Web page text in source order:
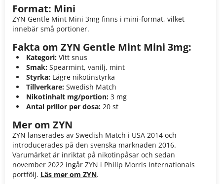
Format: Mini
ZYN Gentle Mint Mini 3mg finns i mini-format, vilket
innebär små portioner.
Fakta om ZYN Gentle Mint Mini 3mg:
Kategori: Vitt snus
Smak: Spearmint, vanilj, mint
Styrka: Lägre nikotinstyrka
Tillverkare: Swedish Match
Nikotinhalt mg/portion: 3 mg
Antal prillor per dosa: 20 st
Mer om ZYN
ZYN lanserades av Swedish Match i USA 2014 och
introducerades på den svenska marknaden 2016.
Varumärket är inriktat på nikotinpåsar och sedan
november 2022 ingår ZYN i Philip Morris Internationals
portfölj. Läs mer om ZYN.